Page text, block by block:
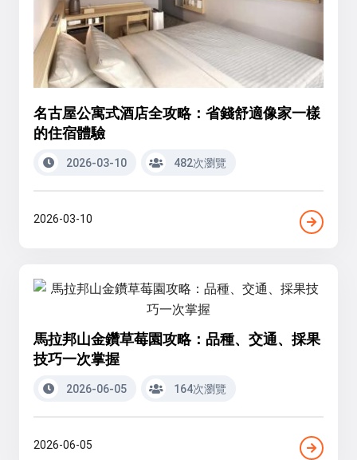
名古屋公寓式酒店全攻略：省錢舒適像家一樣
的住宿體驗
2026-03-10 482次瀏覽
2026-03-10
馬拉邦山金鑽草莓園攻略：品種、交通、採果
技巧一次掌握
2026-06-05 164次瀏覽
2026-06-05